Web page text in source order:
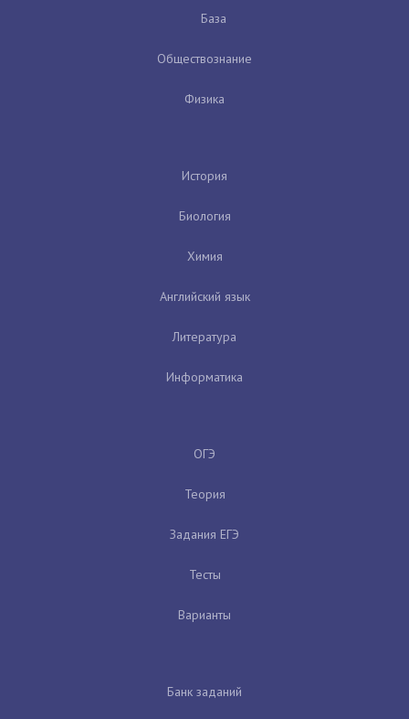
База
Обществознание
Физика
История
Биология
Химия
Английский язык
Литература
Информатика
ОГЭ
Теория
Задания ЕГЭ
Тесты
Варианты
Банк заданий